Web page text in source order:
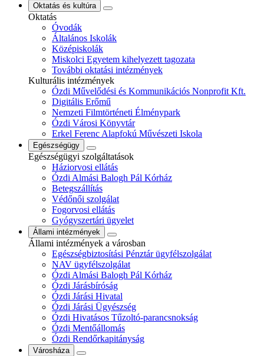
Oktatás és kultúra
Oktatás
Óvodák
Általános Iskolák
Középiskolák
Miskolci Egyetem kihelyezett tagozata
További oktatási intézmények
Kulturális intézmények
Ózdi Művelődési és Kommunikációs Nonprofit Kft.
Digitális Erőmű
Nemzeti Filmtörténeti Élménypark
Ózdi Városi Könyvtár
Erkel Ferenc Alapfokú Művészeti Iskola
Egészségügy
Egészségügyi szolgáltatások
Háziorvosi ellátás
Ózdi Almási Balogh Pál Kórház
Betegszállítás
Védőnői szolgálat
Fogorvosi ellátás
Gyógyszertári ügyelet
Állami intézmények
Állami intézmények a városban
Egészségbiztosítási Pénztár ügyfélszolgálat
NAV ügyfélszolgálat
Ózdi Almási Balogh Pál Kórház
Ózdi Járásbíróság
Ózdi Járási Hivatal
Ózdi Járási Ügyészség
Ózdi Hivatásos Tűzoltó-parancsnokság
Ózdi Mentőállomás
Ózdi Rendőrkapitányság
Városháza